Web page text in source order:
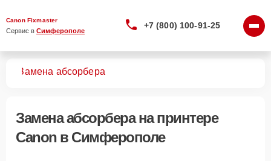
Canon Fixmaster
Сервис в Симферополе
+7 (800) 100-91-25
Замена абсорбера
Замена абсорберана принтере
Canon в Симферополе